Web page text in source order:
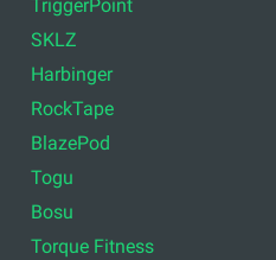
TriggerPoint
SKLZ
Harbinger
RockTape
BlazePod
Togu
Bosu
Torque Fitness